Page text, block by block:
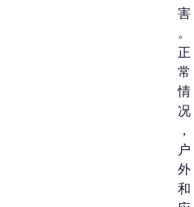
害
。
正
常
情
况
，
户
外
和